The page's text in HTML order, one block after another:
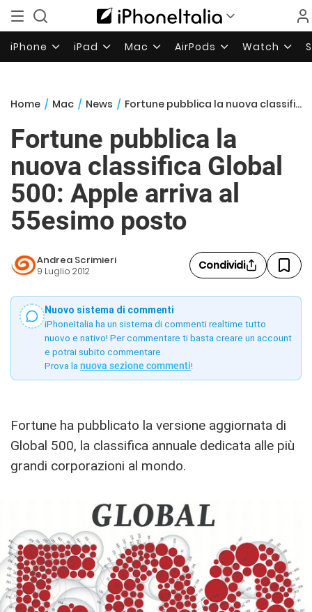
iPhone iPad Mac AirPods Watch
Home / Mac / News / Fortune pubblica la nuova classifica Global 500: Apple arriva al 55esimo posto
Fortune pubblica la
nuova classifica Global
500: Apple arriva al
55esimo posto
Andrea Scrimieri
9 Luglio 2012 Condividi
Nuovo sistema di commenti
iPhoneItalia ha un sistema di commenti realtime tutto
nuovo e nativo! Per commentare ti basta creare un account
e potrai subito commentare.
Prova la nuova sezione commenti!
Fortune ha pubblicato la versione aggiornata di
Global 500, la classifica annuale dedicata alle più
grandi corporazioni al mondo.